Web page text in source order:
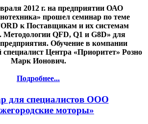
2012 г. на предприятии ОАО
прошел семинар по теме
к Поставщикам и их системам
Методологии QFD, Q1 и G8D» для
Обучение в компании
Центра «Приоритет» Розно
Марк Ионович.
Подробнее...
для специалистов ООО
моторы»